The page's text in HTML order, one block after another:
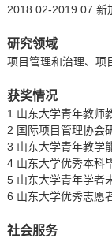
2018.02-2019.07新
研究领域
项目管理和治理、项
获奖情况
1 山东大学青年教师
2 国际项目管理协会
3 山东大学青年教学
4 山东大学优秀本科
5 山东大学青年学者
6 山东大学优秀志愿
社会服务